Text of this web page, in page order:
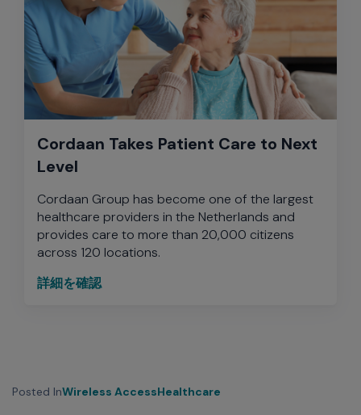
Cordaan Takes Patient Care to Next
Level
Cordaan Group has become one of the largest
healthcare providers in the Netherlands and
provides care to more than 20,000 citizens
across 120 locations.
詳細を確認
Posted InWireless AccessHealthcare